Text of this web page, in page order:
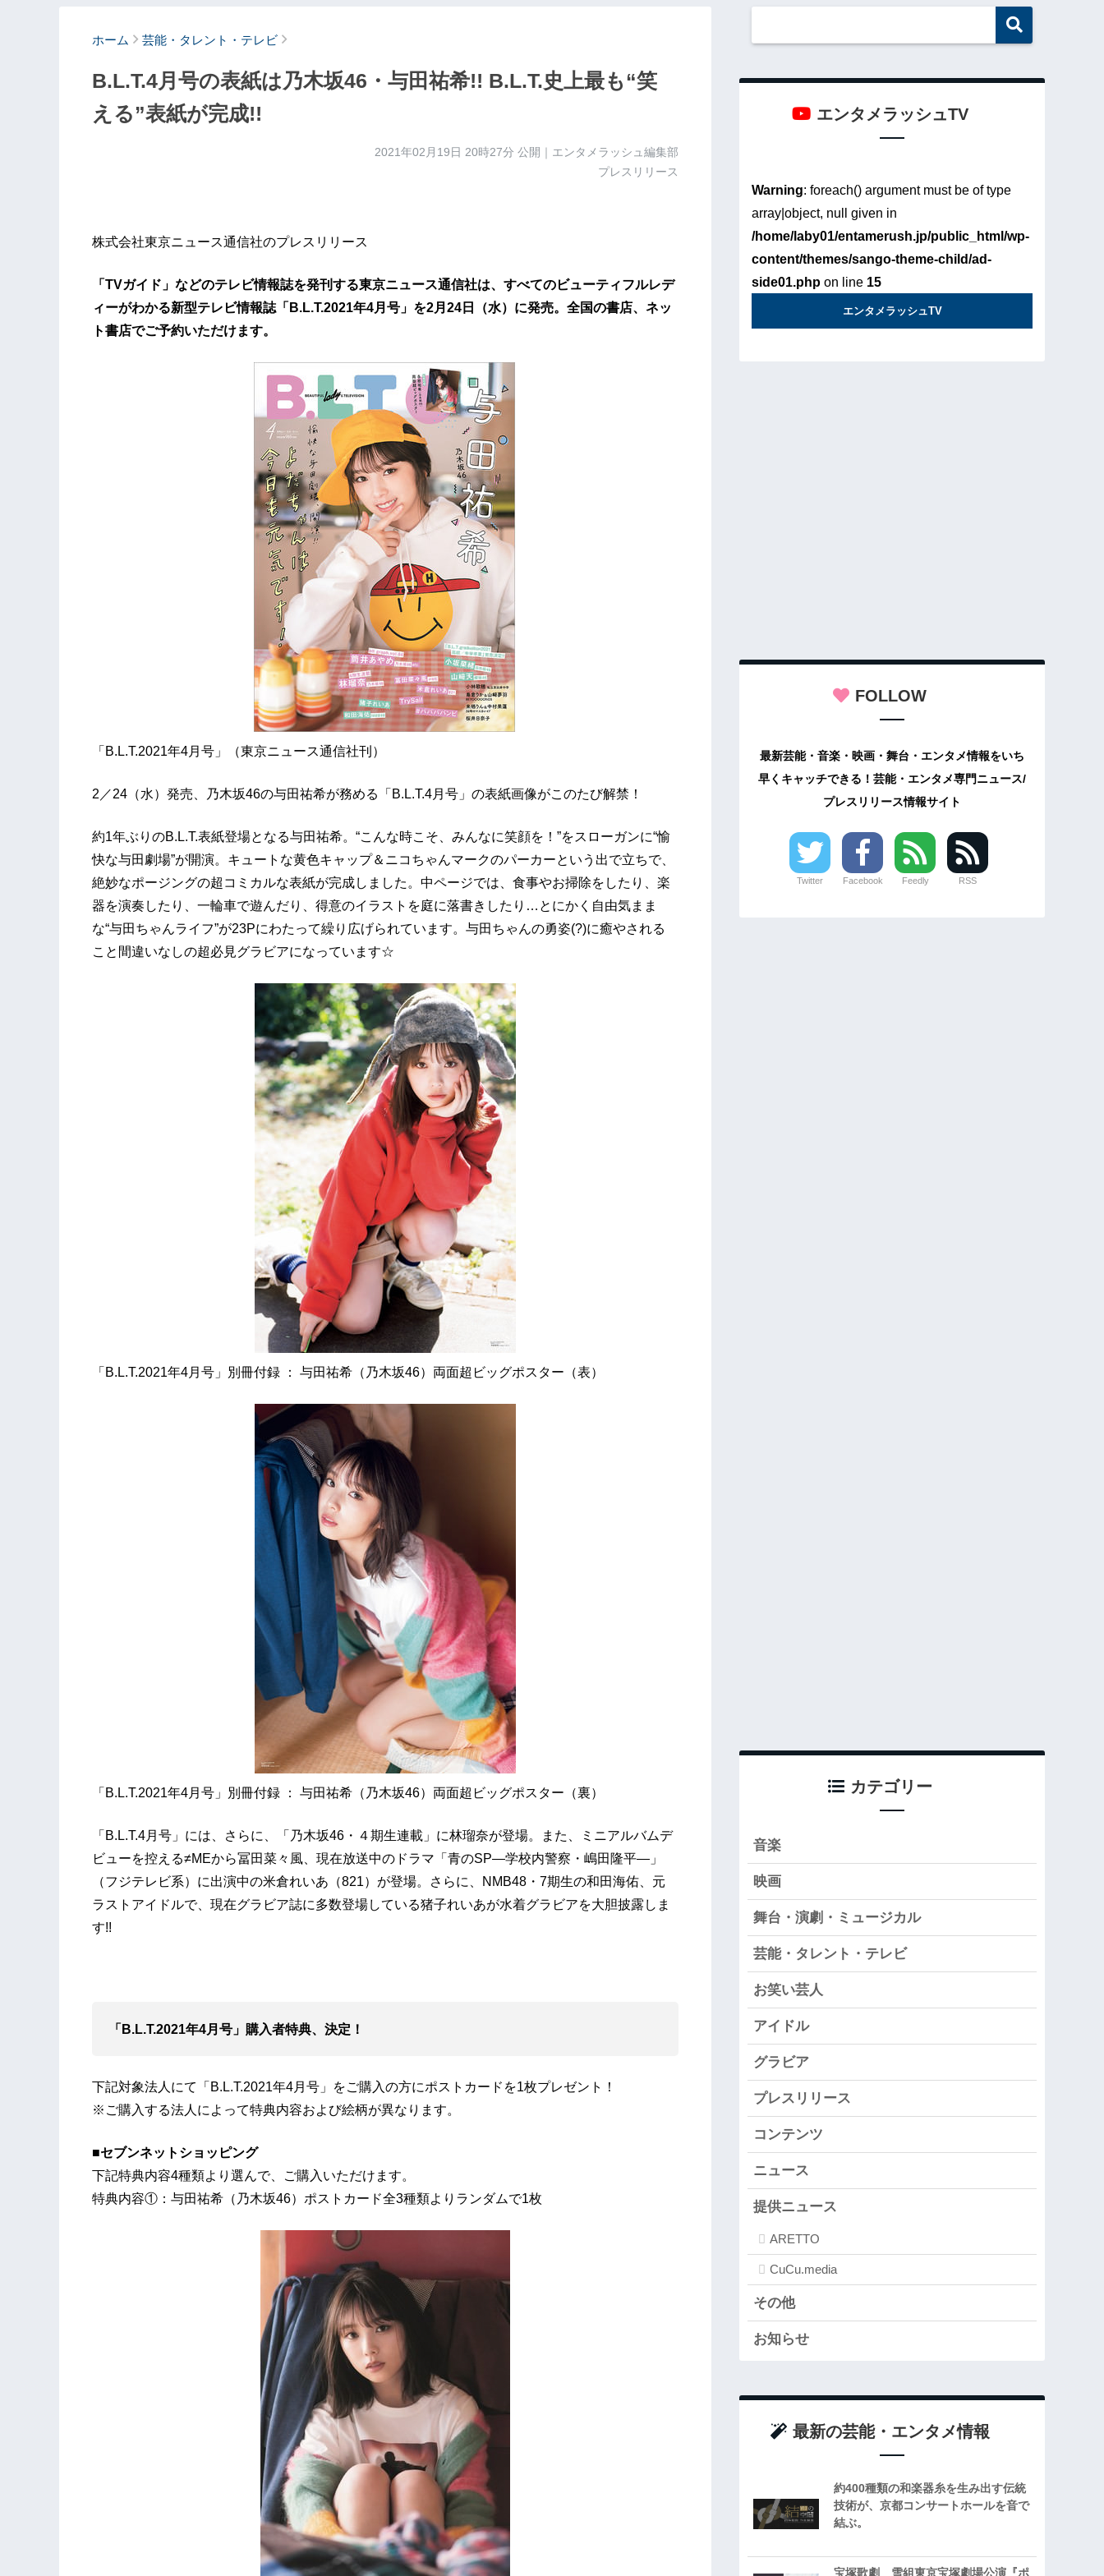
ホーム 芸能・タレント・テレビ
B.L.T.4月号の表紙は乃木坂46・与田祐希!! B.L.T.史上最も“笑
える”表紙が完成!!
2021年02月19日 20時27分 公開｜エンタメラッシュ編集部
プレスリリース
株式会社東京ニュース通信社のプレスリリース
「TVガイド」などのテレビ情報誌を発刊する東京ニュース通信社は、すべてのビューティフルレデ
ィーがわかる新型テレビ情報誌「B.L.T.2021年4月号」を2月24日（水）に発売。全国の書店、ネッ
ト書店でご予約いただけます。
「B.L.T.2021年4月号」（東京ニュース通信社刊）
2／24（水）発売、乃木坂46の与田祐希が務める「B.L.T.4月号」の表紙画像がこのたび解禁！
約1年ぶりのB.L.T.表紙登場となる与田祐希。“こんな時こそ、みんなに笑顔を！”をスローガンに“愉
快な与田劇場”が開演。キュートな黄色キャップ＆ニコちゃんマークのパーカーという出で立ちで、
絶妙なポージングの超コミカルな表紙が完成しました。中ページでは、食事やお掃除をしたり、楽
器を演奏したり、一輪車で遊んだり、得意のイラストを庭に落書きしたり…とにかく自由気まま
な“与田ちゃんライフ”が23Pにわたって繰り広げられています。与田ちゃんの勇姿(?)に癒やされる
こと間違いなしの超必見グラビアになっています☆
「B.L.T.2021年4月号」別冊付録 ： 与田祐希（乃木坂46）両面超ビッグポスター（表）
「B.L.T.2021年4月号」別冊付録 ： 与田祐希（乃木坂46）両面超ビッグポスター（裏）
「B.L.T.4月号」には、さらに、「乃木坂46・４期生連載」に林瑠奈が登場。また、ミニアルバムデ
ビューを控える≠MEから冨田菜々風、現在放送中のドラマ「青のSP―学校内警察・嶋田隆平―」
（フジテレビ系）に出演中の米倉れいあ（821）が登場。さらに、NMB48・7期生の和田海佑、元
ラストアイドルで、現在グラビア誌に多数登場している猪子れいあが水着グラビアを大胆披露しま
す!!
「B.L.T.2021年4月号」購入者特典、決定！
下記対象法人にて「B.L.T.2021年4月号」をご購入の方にポストカードを1枚プレゼント！
※ご購入する法人によって特典内容および絵柄が異なります。
■セブンネットショッピング
下記特典内容4種類より選んで、ご購入いただけます。
特典内容①：与田祐希（乃木坂46）ポストカード全3種類よりランダムで1枚
エンタメラッシュTV
Warning: foreach() argument must be of type
array|object, null given in
/home/laby01/entamerush.jp/public_html/wp-
content/themes/sango-theme-child/ad-
side01.php on line 15
エンタメラッシュTV
FOLLOW
最新芸能・音楽・映画・舞台・エンタメ情報をいち
早くキャッチできる！芸能・エンタメ専門ニュース/
プレスリリース情報サイト
Twitter Facebook Feedly RSS
カテゴリー
音楽
映画
舞台・演劇・ミュージカル
芸能・タレント・テレビ
お笑い芸人
アイドル
グラビア
プレスリリース
コンテンツ
ニュース
提供ニュース
ARETTO
CuCu.media
その他
お知らせ
最新の芸能・エンタメ情報
約400種類の和楽器糸を生み出す伝統
技術が、京都コンサートホールを音で
結ぶ。
宝塚歌劇 雪組東京宝塚劇場公演『ポ